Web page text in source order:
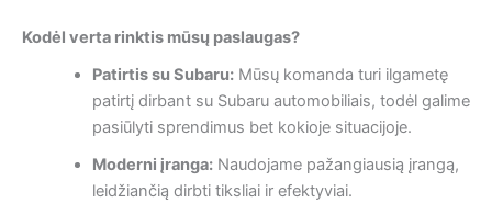
Kodėl verta rinktis mūsų paslaugas?
Patirtis su Subaru:Mūsų komanda turi ilgametę
patirtį dirbant su Subaru automobiliais, todėl galime
pasiūlyti sprendimus bet kokioje situacijoje.
Moderni įranga:Naudojame pažangiausią įrangą,
leidžiančią dirbti tiksliai ir efektyviai.